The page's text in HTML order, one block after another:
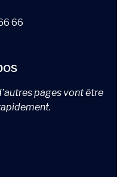
66
pages vont être